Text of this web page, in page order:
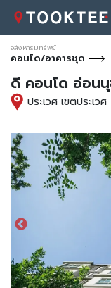
อสังหาริมทรัพย์
คอนโด/อาคารชุด
ดี คอนโด อ่อน
ประเวศ เขตประเ
*ภ
*ภ
*ภ
*ภ
*ภ
*ภ
*ภ
*ภ
*ภ
*ภ
*ภ
*ภ
*ภ
*ภ
*ภ
*ภ
*ภ
*ภ
*ภ
*ภ
*ภ
*ภ